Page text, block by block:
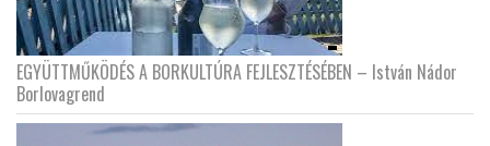
EGYÜTTMŰKÖDÉS A BORKULTÚRA FEJLESZTÉSÉBEN – István Nádor
Borlovagrend